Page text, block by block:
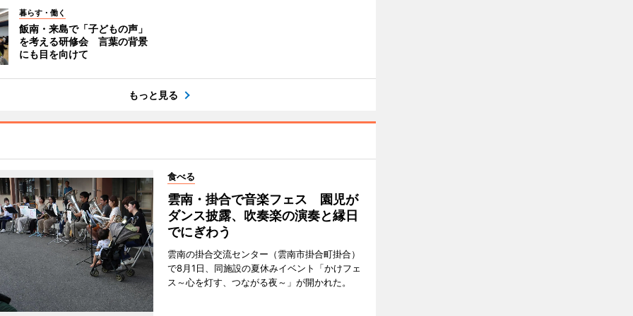
暮らす・働く
飯南・来島で「子どもの声」
を考える研修会 言葉の背景
にも目を向けて
もっと見る
食べる
雲南・掛合で音楽フェス 園児が
ダンス披露、吹奏楽の演奏と縁日
でにぎわう
雲南の掛合交流センター（雲南市掛合町掛合）
で8月1日、同施設の夏休みイベント「かけフェ
ス～心を灯す、つながる夜～」が開かれた。